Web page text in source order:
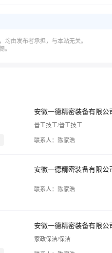
由发布者承担，与本站无关。
。
安徽一德精密装备有限公
普工技工/普工技工
联系人：陈家浩
安徽一德精密装备有限公
联系人：陈家浩
安徽一德精密装备有限公
家政保洁/保洁